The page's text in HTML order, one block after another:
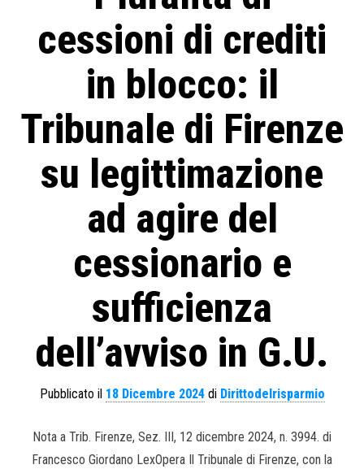
cessioni di crediti
in blocco: il
Tribunale di Firenze
su legittimazione
ad agire del
cessionario e
sufficienza
dell’avviso in G.U.
Pubblicato il 18 Dicembre 2024di Dirittodelrisparmio
Nota a Trib. Firenze, Sez. III, 12 dicembre 2024, n. 3994. di
Francesco Giordano LexOpera Il Tribunale di Firenze, con la